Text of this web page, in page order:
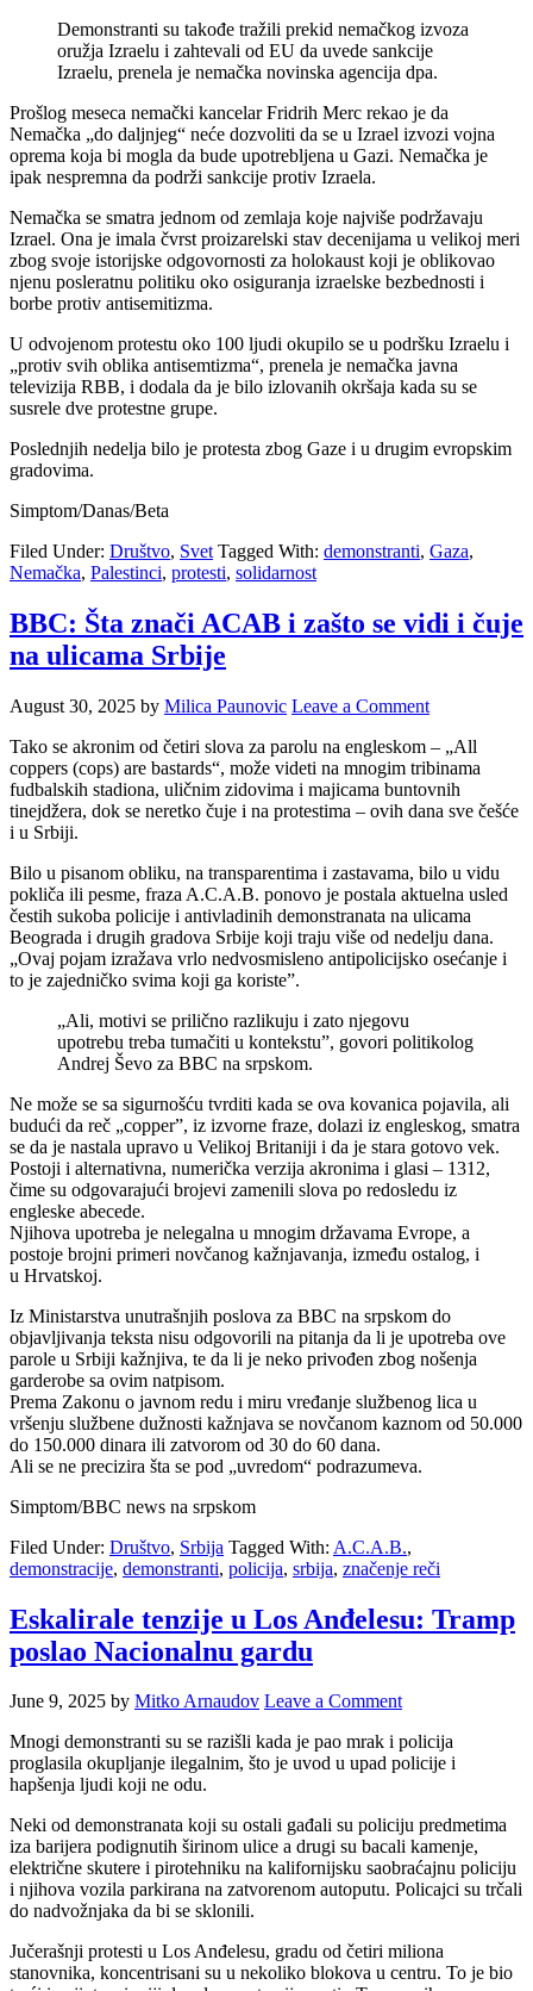
Demonstranti su takođe tražili prekid nemačkog izvoza
oružja Izraelu i zahtevali od EU da uvede sankcije
Izraelu, prenela je nemačka novinska agencija dpa.
Prošlog meseca nemački kancelar Fridrih Merc rekao je da
Nemačka „do daljnjeg“ neće dozvoliti da se u Izrael izvozi vojna
oprema koja bi mogla da bude upotrebljena u Gazi. Nemačka je
ipak nespremna da podrži sankcije protiv Izraela.
Nemačka se smatra jednom od zemlaja koje najviše podržavaju
Izrael. Ona je imala čvrst proizarelski stav decenijama u velikoj meri
zbog svoje istorijske odgovornosti za holokaust koji je oblikovao
njenu posleratnu politiku oko osiguranja izraelske bezbednosti i
borbe protiv antisemitizma.
U odvojenom protestu oko 100 ljudi okupilo se u podršku Izraelu i
„protiv svih oblika antisemtizma“, prenela je nemačka javna
televizija RBB, i dodala da je bilo izlovanih okršaja kada su se
susrele dve protestne grupe.
Poslednjih nedelja bilo je protesta zbog Gaze i u drugim evropskim
gradovima.
Simptom/Danas/Beta
Filed Under: Društvo, Svet Tagged With: demonstranti, Gaza,
Nemačka, Palestinci, protesti, solidarnost
BBC: Šta znači ACAB i zašto se vidi i čuje
na ulicama Srbije
August 30, 2025 by Milica Paunovic Leave a Comment
Tako se akronim od četiri slova za parolu na engleskom – „All
coppers (cops) are bastards“, može videti na mnogim tribinama
fudbalskih stadiona, uličnim zidovima i majicama buntovnih
tinejdžera, dok se neretko čuje i na protestima – ovih dana sve češće
i u Srbiji.
Bilo u pisanom obliku, na transparentima i zastavama, bilo u vidu
pokliča ili pesme, fraza A.C.A.B. ponovo je postala aktuelna usled
čestih sukoba policije i antivladinih demonstranata na ulicama
Beograda i drugih gradova Srbije koji traju više od nedelju dana.
„Ovaj pojam izražava vrlo nedvosmisleno antipolicijsko osećanje i
to je zajedničko svima koji ga koriste”.
„Ali, motivi se prilično razlikuju i zato njegovu
upotrebu treba tumačiti u kontekstu”, govori politikolog
Andrej Ševo za BBC na srpskom.
Ne može se sa sigurnošću tvrditi kada se ova kovanica pojavila, ali
budući da reč „copper”, iz izvorne fraze, dolazi iz engleskog, smatra
se da je nastala upravo u Velikoj Britaniji i da je stara gotovo vek.
Postoji i alternativna, numerička verzija akronima i glasi – 1312,
čime su odgovarajući brojevi zamenili slova po redosledu iz
engleske abecede.
Njihova upotreba je nelegalna u mnogim državama Evrope, a
postoje brojni primeri novčanog kažnjavanja, između ostalog, i
u Hrvatskoj.
Iz Ministarstva unutrašnjih poslova za BBC na srpskom do
objavljivanja teksta nisu odgovorili na pitanja da li je upotreba ove
parole u Srbiji kažnjiva, te da li je neko privođen zbog nošenja
garderobe sa ovim natpisom.
Prema Zakonu o javnom redu i miru vređanje službenog lica u
vršenju službene dužnosti kažnjava se novčanom kaznom od 50.000
do 150.000 dinara ili zatvorom od 30 do 60 dana.
Ali se ne precizira šta se pod „uvredom“ podrazumeva.
Simptom/BBC news na srpskom
Filed Under: Društvo, Srbija Tagged With: A.C.A.B.,
demonstracije, demonstranti, policija, srbija, značenje reči
Eskalirale tenzije u Los Anđelesu: Tramp
poslao Nacionalnu gardu
June 9, 2025 by Mitko Arnaudov Leave a Comment
Mnogi demonstranti su se razišli kada je pao mrak i policija
proglasila okupljanje ilegalnim, što je uvod u upad policije i
hapšenja ljudi koji ne odu.
Neki od demonstranata koji su ostali gađali su policiju predmetima
iza barijera podignutih širinom ulice a drugi su bacali kamenje,
električne skutere i pirotehniku na kalifornijsku saobraćajnu policiju
i njihova vozila parkirana na zatvorenom autoputu. Policajci su trčali
do nadvožnjaka da bi se sklonili.
Jučerašnji protesti u Los Anđelesu, gradu od četiri miliona
stanovnika, koncentrisani su u nekoliko blokova u centru. To je bio